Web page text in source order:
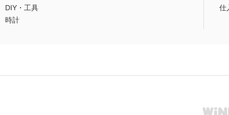
DIY・工具
時計
仕